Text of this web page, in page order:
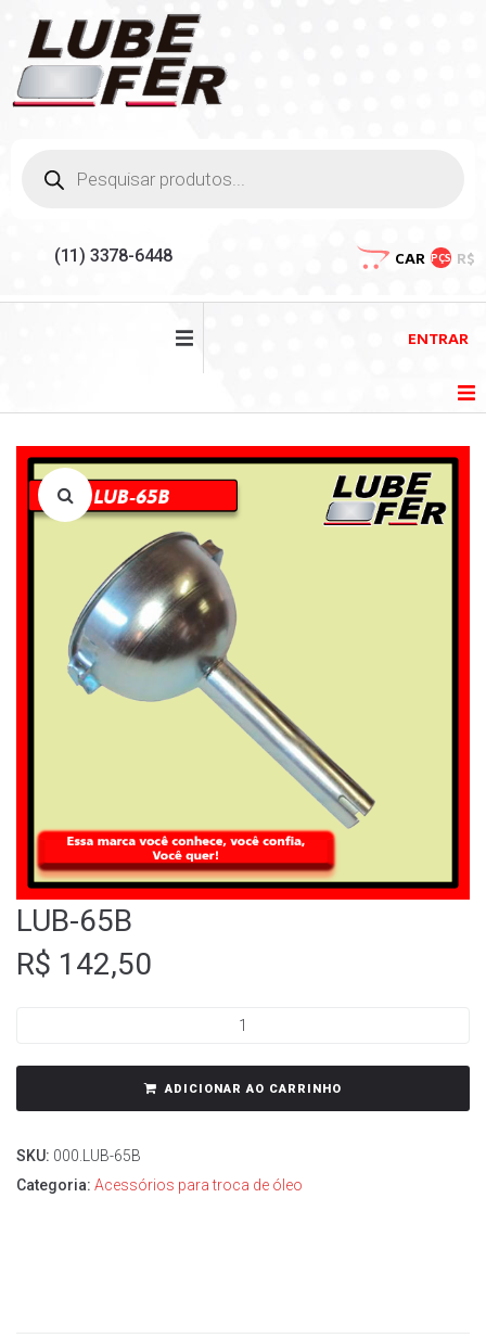
(11) 3378-6448 CAR PÇS R$
LOJA
FALE CONOSCO
ENTRAR
LUB-65B
R$ 142,50
ADICIONAR AO CARRINHO
SKU: 000.LUB-65B
Categoria: Acessórios para troca de óleo